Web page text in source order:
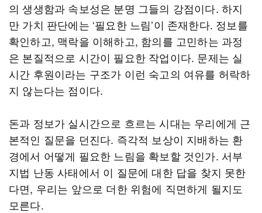
의 생생함과 속보성은 분명 그들의 강점이다. 하지
만 가치 판단에는 ‘필요한 느림’이 존재한다. 정보를
확인하고, 맥락을 이해하고, 함의를 고민하는 과정
은 본질적으로 시간이 필요한 작업이다. 문제는 실
시간 후원이라는 구조가 이런 숙고의 여유를 허락하
지 않는다는 점이다.
돈과 정보가 실시간으로 흐르는 시대는 우리에게 근
본적인 질문을 던진다. 즉각적 보상이 지배하는 환
경에서 어떻게 필요한 느림을 확보할 것인가. 서부
지법 난동 사태에서 이 질문에 대한 답을 찾지 못한
다면, 우리는 앞으로 더한 위험에 직면하게 될지도
모른다.